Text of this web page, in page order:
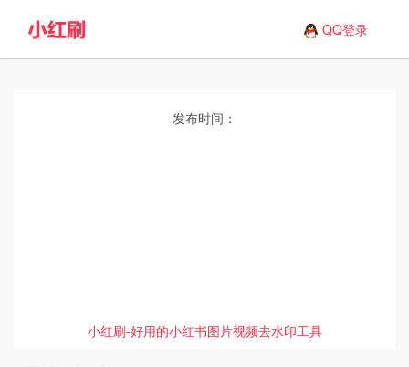
QQ登录
发布时间：
小红刷-好用的小红书图片视频去水印工具